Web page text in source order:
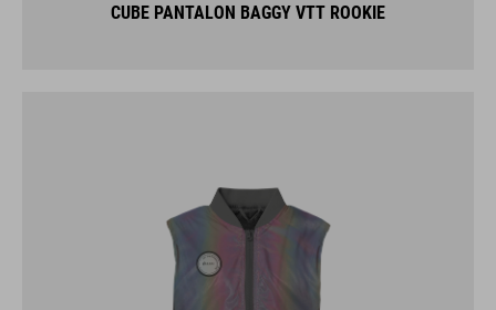
CUBE PANTALON BAGGY VTT ROOKIE